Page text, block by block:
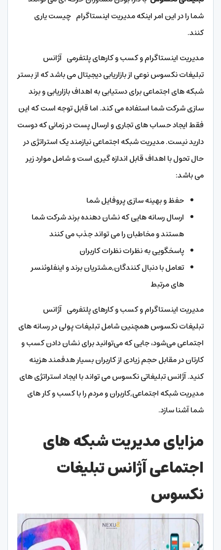
شما را در این امر اینکه مدیریت اینستاگرام چیست یاری
کنند.
مدیریت اینستاگرام و کسب و کارهای پلتفرمی آژانس
تبلیغات نکسوس نوعی از بازاریابی دیجیتال می باشد که از بستر
شبکه های اجتماعی برای دستیابی به اهداف بازاریابی و برند
سازی شرکت شما استفاده می کند. اما قابل توجه است که این
فقط ایجاد حساب های تجاری و ارسال پست در زمانی که دوست
دارید نیست. مدیریت شبکه اجتماعی نیازمند یک استراتژی در
حال تحول با اهداف قابل اندازه گیری است و شامل موارد زیر
می باشد:
حفظ و بهینه سازی پروفایل شما
ارسال رسانه هایی که نشان دهنده برند شرکت شما
هستند و مخاطبان را می تواند جذب می کنند
پاسخگویی به نظرات نظرات کاربران
تعامل با دنبال کنندگان,مشتریان برند و اینفلوئنسر
های مرتبط
مدیریت اینستاگرام و کسب و کارهای پلتفرمی آژانس
تبلیغات نکسوس همچنین شامل تبلیغات پولی در رسانه‌ های
اجتماعی می‌شود، جایی که می‌توانید برای نشان دادن کسب ‌و
کارتان در مقابل حجم زیادی از کاربران بسیار هدفمند هزینه
کنید. آژانس تبلیغاتی نکسوس می تواند با ایجاد استراتژی های
مدیریت شبکه اجتماعی,کاربران و مردم را با کسب و کار های
شما آشنا سازد.
مزایای مدیریت شبکه های
اجتماعی آژانس تبلیغات
نکسوس